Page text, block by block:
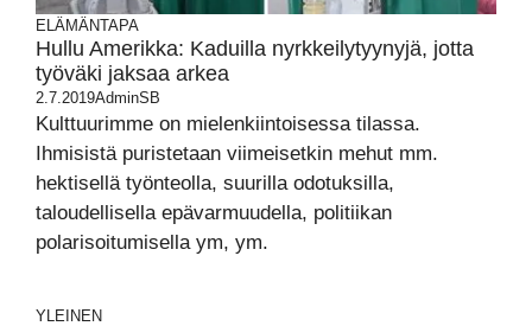
ELÄMÄNTAPA
Hullu Amerikka: Kaduilla nyrkkeilytyynyjä, jotta
työväki jaksaa arkea
2.7.2019AdminSB
Kulttuurimme on mielenkiintoisessa tilassa.
Ihmisistä puristetaan viimeisetkin mehut mm.
hektisellä työnteolla, suurilla odotuksilla,
taloudellisella epävarmuudella, politiikan
polarisoitumisella ym, ym.
YLEINEN